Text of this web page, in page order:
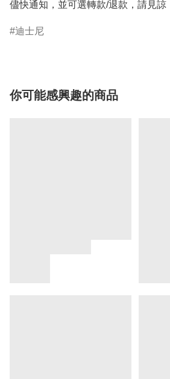
迪士尼
你可能感興趣的商品